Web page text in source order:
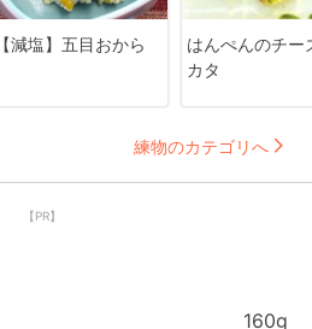
【減塩】五目おから
はんぺんのチー
カタ
練物のカテゴリへ
【PR】
160g